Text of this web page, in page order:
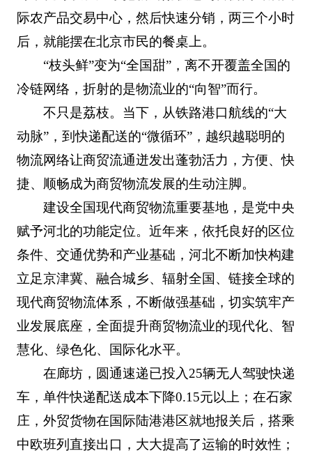
际农产品交易中心，然后快速分销，两三个小时
后，就能摆在北京市民的餐桌上。
“枝头鲜”变为“全国甜”，离不开覆盖全国的
冷链网络，折射的是物流业的“向智”而行。
不只是荔枝。当下，从铁路港口航线的“大
动脉”，到快递配送的“微循环”，越织越聪明的
物流网络让商贸流通迸发出蓬勃活力，方便、快
捷、顺畅成为商贸物流发展的生动注脚。
建设全国现代商贸物流重要基地，是党中央
赋予河北的功能定位。近年来，依托良好的区位
条件、交通优势和产业基础，河北不断加快构建
立足京津冀、融合城乡、辐射全国、链接全球的
现代商贸物流体系，不断做强基础，切实筑牢产
业发展底座，全面提升商贸物流业的现代化、智
慧化、绿色化、国际化水平。
在廊坊，圆通速递已投入25辆无人驾驶快递
车，单件快递配送成本下降0.15元以上；在石家
庄，外贸货物在国际陆港港区就地报关后，搭乘
中欧班列直接出口，大大提高了运输的时效性；